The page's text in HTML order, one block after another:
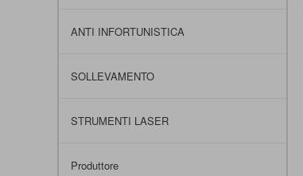
ANTI INFORTUNISTICA
SOLLEVAMENTO
STRUMENTI LASER
Produttore